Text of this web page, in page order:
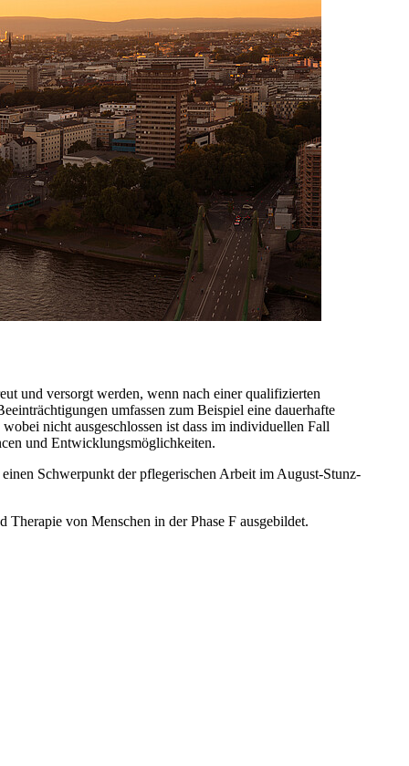
und versorgt werden, wenn nach einer qualifizierten
umfassen zum Beispiel eine dauerhafte
nicht ausgeschlossen ist dass im individuellen Fall
und Entwicklungsmöglichkeiten.
Schwerpunkt der pflegerischen Arbeit im August-Stunz-
von Menschen in der Phase F ausgebildet.